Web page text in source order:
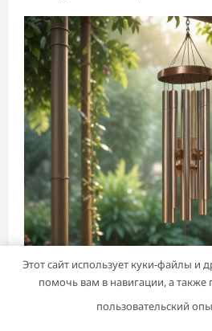
Бизнес и инвестиции
Этот сайт использует куки-файлы и
помочь вам в навигации, а также
пользовательский